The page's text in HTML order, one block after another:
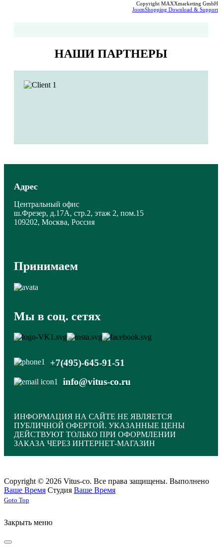
Copyright MAXXmarketing GmbH
JoomShopping Download & Support
НАШИ ПАРТНЕРЫ
Адрес
Центральный офис
ш.Фрезер, д.17А, стр.2, этаж 2, пом.15
109202, Москва, Россия
Принимаем
Мы в соц. сетях
+7(495)-645-91-51
info@vitus-co.ru
ИНФОРМАЦИЯ НА САЙТЕ НЕ ЯВЛЯЕТСЯ
ПУБЛИЧНОЙ ОФЕРТОЙ. УКАЗАННЫЕ ЦЕНЫ
ДЕЙСТВУЮТ ТОЛЬКО ПРИ ОФОРМЛЕНИИ
ЗАКАЗА ЧЕРЕЗ ИНТЕРНЕТ-МАГАЗИН
Copyright © 2026 Vitus-co. Все права защищены. Выполнено
Ваше Время Студия Ваше Время
Joomla! 3 Templates
Goto Top
Закрыть меню